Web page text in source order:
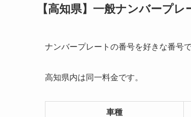
【高知県】一般ナンバープ
ナンバープレートの番号を好きな番号
高知県内は同一料金です。
車種